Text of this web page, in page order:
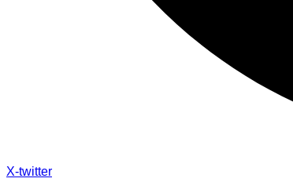
X-twitter